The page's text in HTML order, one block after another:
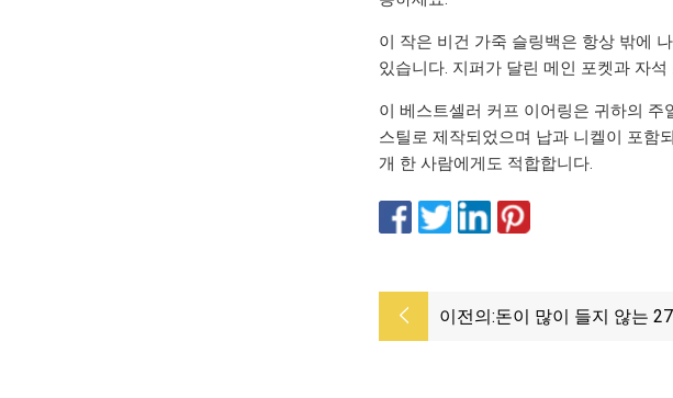
이 작은 비건 가죽 슬링백은 항상 밖에
있습니다. 지퍼가 달린 메인 포켓과 자
이 베스트셀러 커프 이어링은 귀하의
스틸로 제작되었으며 납과 니켈이 포함
개 한 사람에게도 적합합니다.
이전의:돈이 많이 들지 않는